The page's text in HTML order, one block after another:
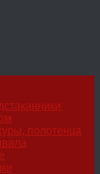
полотенца